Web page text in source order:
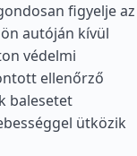
figyelje az
autóján kívül
védelmi
ellenőrző
balesetet
ütközik